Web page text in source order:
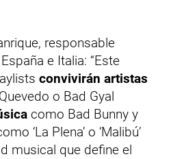
responsable
e Italia: “Este
convivirán artistas
o Bad Gyal
como Bad Bunny y
‘La Plena’ o ‘Malibú’
musical que define el